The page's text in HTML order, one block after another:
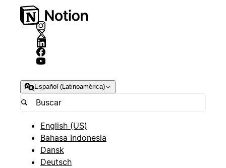
Español (Latinoamérica)
English (US)
Bahasa Indonesia
Dansk
Deutsch